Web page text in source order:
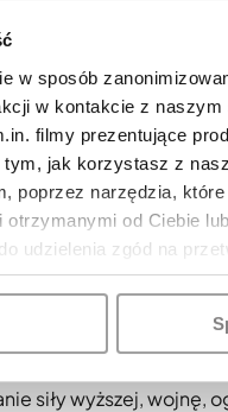
w sposób
w kontakcie z
filmy prezentujące
jak korzystasz z
poprzez narzędzia,
otrzymanymi od Ciebie
udzielenia zgód na
chyba że Big
spowodują utratę
w sposób
tym rusztu
pośrednie,
lub łatwopalnymi
bezpieczeństwa”.
opóźnienia lub
siły wyższej,